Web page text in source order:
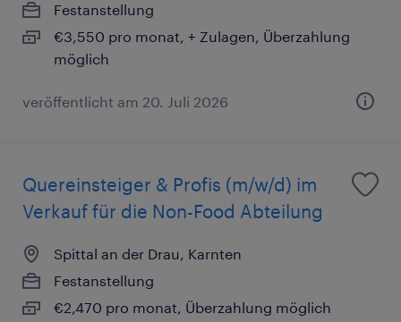
Festanstellung
€3,550 pro monat, + Zulagen, Überzahlung
möglich
veröffentlicht am 20. Juli 2026
Quereinsteiger & Profis (m/w/d) im
Verkauf für die Non-Food Abteilung
Spittal an der Drau, Karnten
Festanstellung
€2,470 pro monat, Überzahlung möglich